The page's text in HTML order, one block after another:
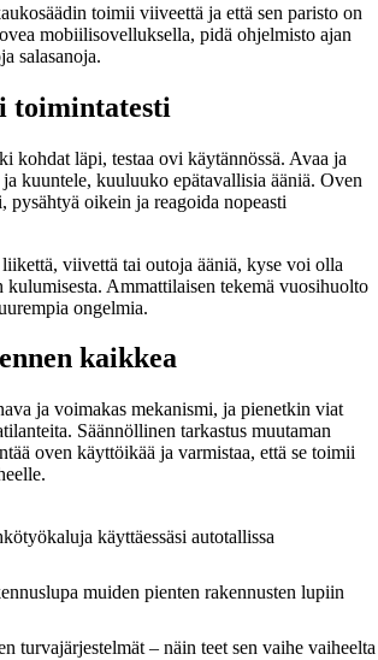
toimii viiveettä ja että sen paristo on
mobiilisovelluksella, pidä ohjelmisto ajan
salasanoja.
toimintatesti
kohdat läpi, testaa ovi käytännössä. Avaa ja
kuuntele, kuuluuko epätavallisia ääniä. Oven
pysähtyä oikein ja reagoida nopeasti
viivettä tai outoja ääniä, kyse voi olla
Ammattilaisen tekemä vuosihuolto
ongelmia.
kaikkea
ja voimakas mekanismi, ja pienetkin viat
Säännöllinen tarkastus muutaman
oven käyttöikää ja varmistaa, että se toimii
käyttäessäsi autotallissa
muiden pienten rakennusten lupiin
turvajärjestelmät – näin teet sen vaihe vaiheelta